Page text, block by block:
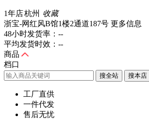
1年店杭州 收藏
浙宝-网红风B馆1楼2通道187号 更多信息
48小时发货率： --
平均发货时效： --
商品
档口
搜全站
工厂直供
一件代发
售后无忧